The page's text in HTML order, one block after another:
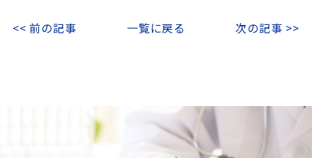
<< 前の記事 一覧に戻る 次の記事 >>